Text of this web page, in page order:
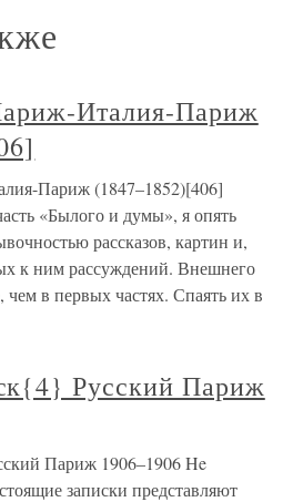
Италия-Париж
Париж (1847–1852)[406]
«Былого и думы», я опять
рассказов, картин и,
к ним рассуждений. Внешнего
в первых частях. Спаять их в
Русский Париж
Париж 1906–1906 He
записки представляют